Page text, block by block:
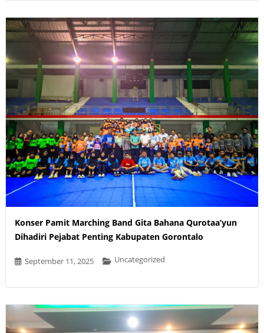
Konser Pamit Marching Band Gita Bahana Qurotaa’yun
Dihadiri Pejabat Penting Kabupaten Gorontalo
September 11, 2025 Uncategorized